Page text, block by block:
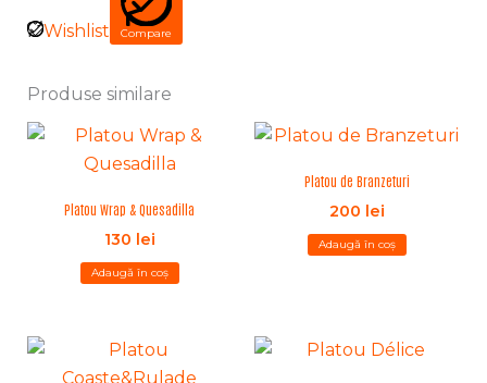
Wishlist Compare
Produse similare
Platou Wrap & Quesadilla
130 lei
Adaugă în coș
Platou de Branzeturi
200 lei
Adaugă în coș